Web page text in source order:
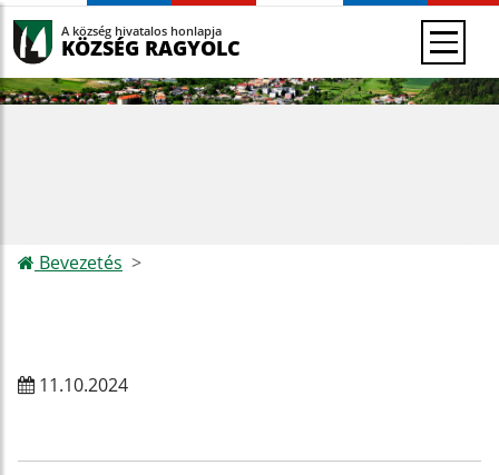
A község hivatalos honlapja
KÖZSÉG RAGYOLC
Bevezetés
11.10.2024